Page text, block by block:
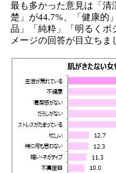
最も多かった意見は「清
楚」が44.7%、「健康的
品」「純粋」「明るくポ
メージの回答が目立ちま